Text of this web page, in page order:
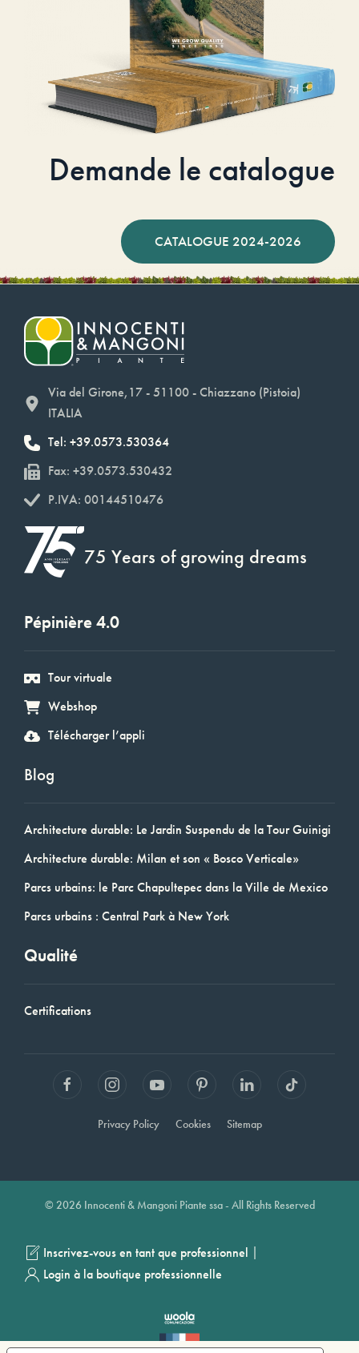
Demande le catalogue
CATALOGUE 2024-2026
Via del Girone,17 - 51100 - Chiazzano (Pistoia)
ITALIA
Tel: +39.0573.530364
Fax: +39.0573.530432
P.IVA: 00144510476
75 Years of growing dreams
Pépinière 4.0
Tour virtuale
Webshop
Télécharger l’appli
Blog
Architecture durable: Le Jardin Suspendu de la Tour Guinigi
Architecture durable: Milan et son « Bosco Verticale»
Parcs urbains: le Parc Chapultepec dans la Ville de Mexico
Parcs urbains : Central Park à New York
Qualité
Certifications
Privacy Policy Cookies Sitemap
© 2026 Innocenti & Mangoni Piante ssa - All Rights Reserved
Inscrivez-vous en tant que professionnel |
Login à la boutique professionnelle